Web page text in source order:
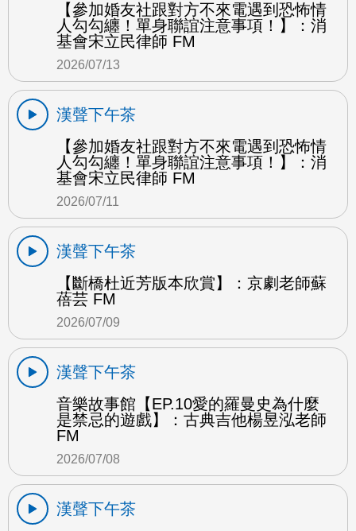
【參加婚友社跟對方不來電遇到恐怖情
人勾勾纏！單身聯誼注意事項！】：消
基會宋立民律師 FM
2026/07/13
漢聲下午茶
【參加婚友社跟對方不來電遇到恐怖情
人勾勾纏！單身聯誼注意事項！】：消
基會宋立民律師 FM
2026/07/11
漢聲下午茶
【斷橋杜近芳版本欣賞】：京劇老師蘇
蓓芸 FM
2026/07/09
漢聲下午茶
音樂故事館【EP.10愛的羅曼史為什麼
是禁忌的遊戲】：古典吉他楊昱泓老師
FM
2026/07/08
漢聲下午茶